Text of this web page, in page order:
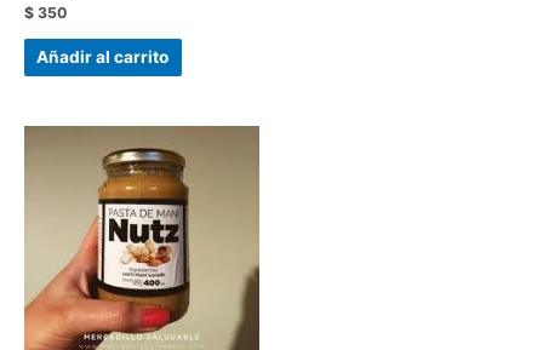
$ 350
Añadir al carrito